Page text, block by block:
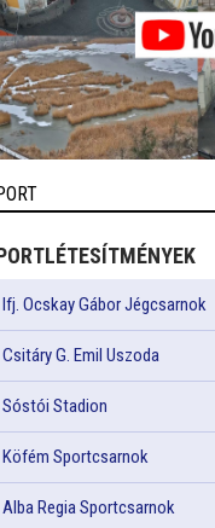
Ifj. Ocskay Gábor Jégcsarnok
Csitáry G. Emil Uszoda
Sóstói Stadion
Köfém Sportcsarnok
Alba Regia Sportcsarnok